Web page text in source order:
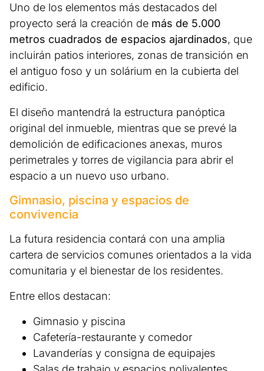
Uno de los elementos más destacados del
proyecto será la creación de más de 5.000
metros cuadrados de espacios ajardinados, que
incluirán patios interiores, zonas de transición en
el antiguo foso y un solárium en la cubierta del
edificio.
El diseño mantendrá la estructura panóptica
original del inmueble, mientras que se prevé la
demolición de edificaciones anexas, muros
perimetrales y torres de vigilancia para abrir el
espacio a un nuevo uso urbano.
Gimnasio, piscina y espacios de
convivencia
La futura residencia contará con una amplia
cartera de servicios comunes orientados a la vida
comunitaria y el bienestar de los residentes.
Entre ellos destacan:
Gimnasio y piscina
Cafetería-restaurante y comedor
Lavanderías y consigna de equipajes